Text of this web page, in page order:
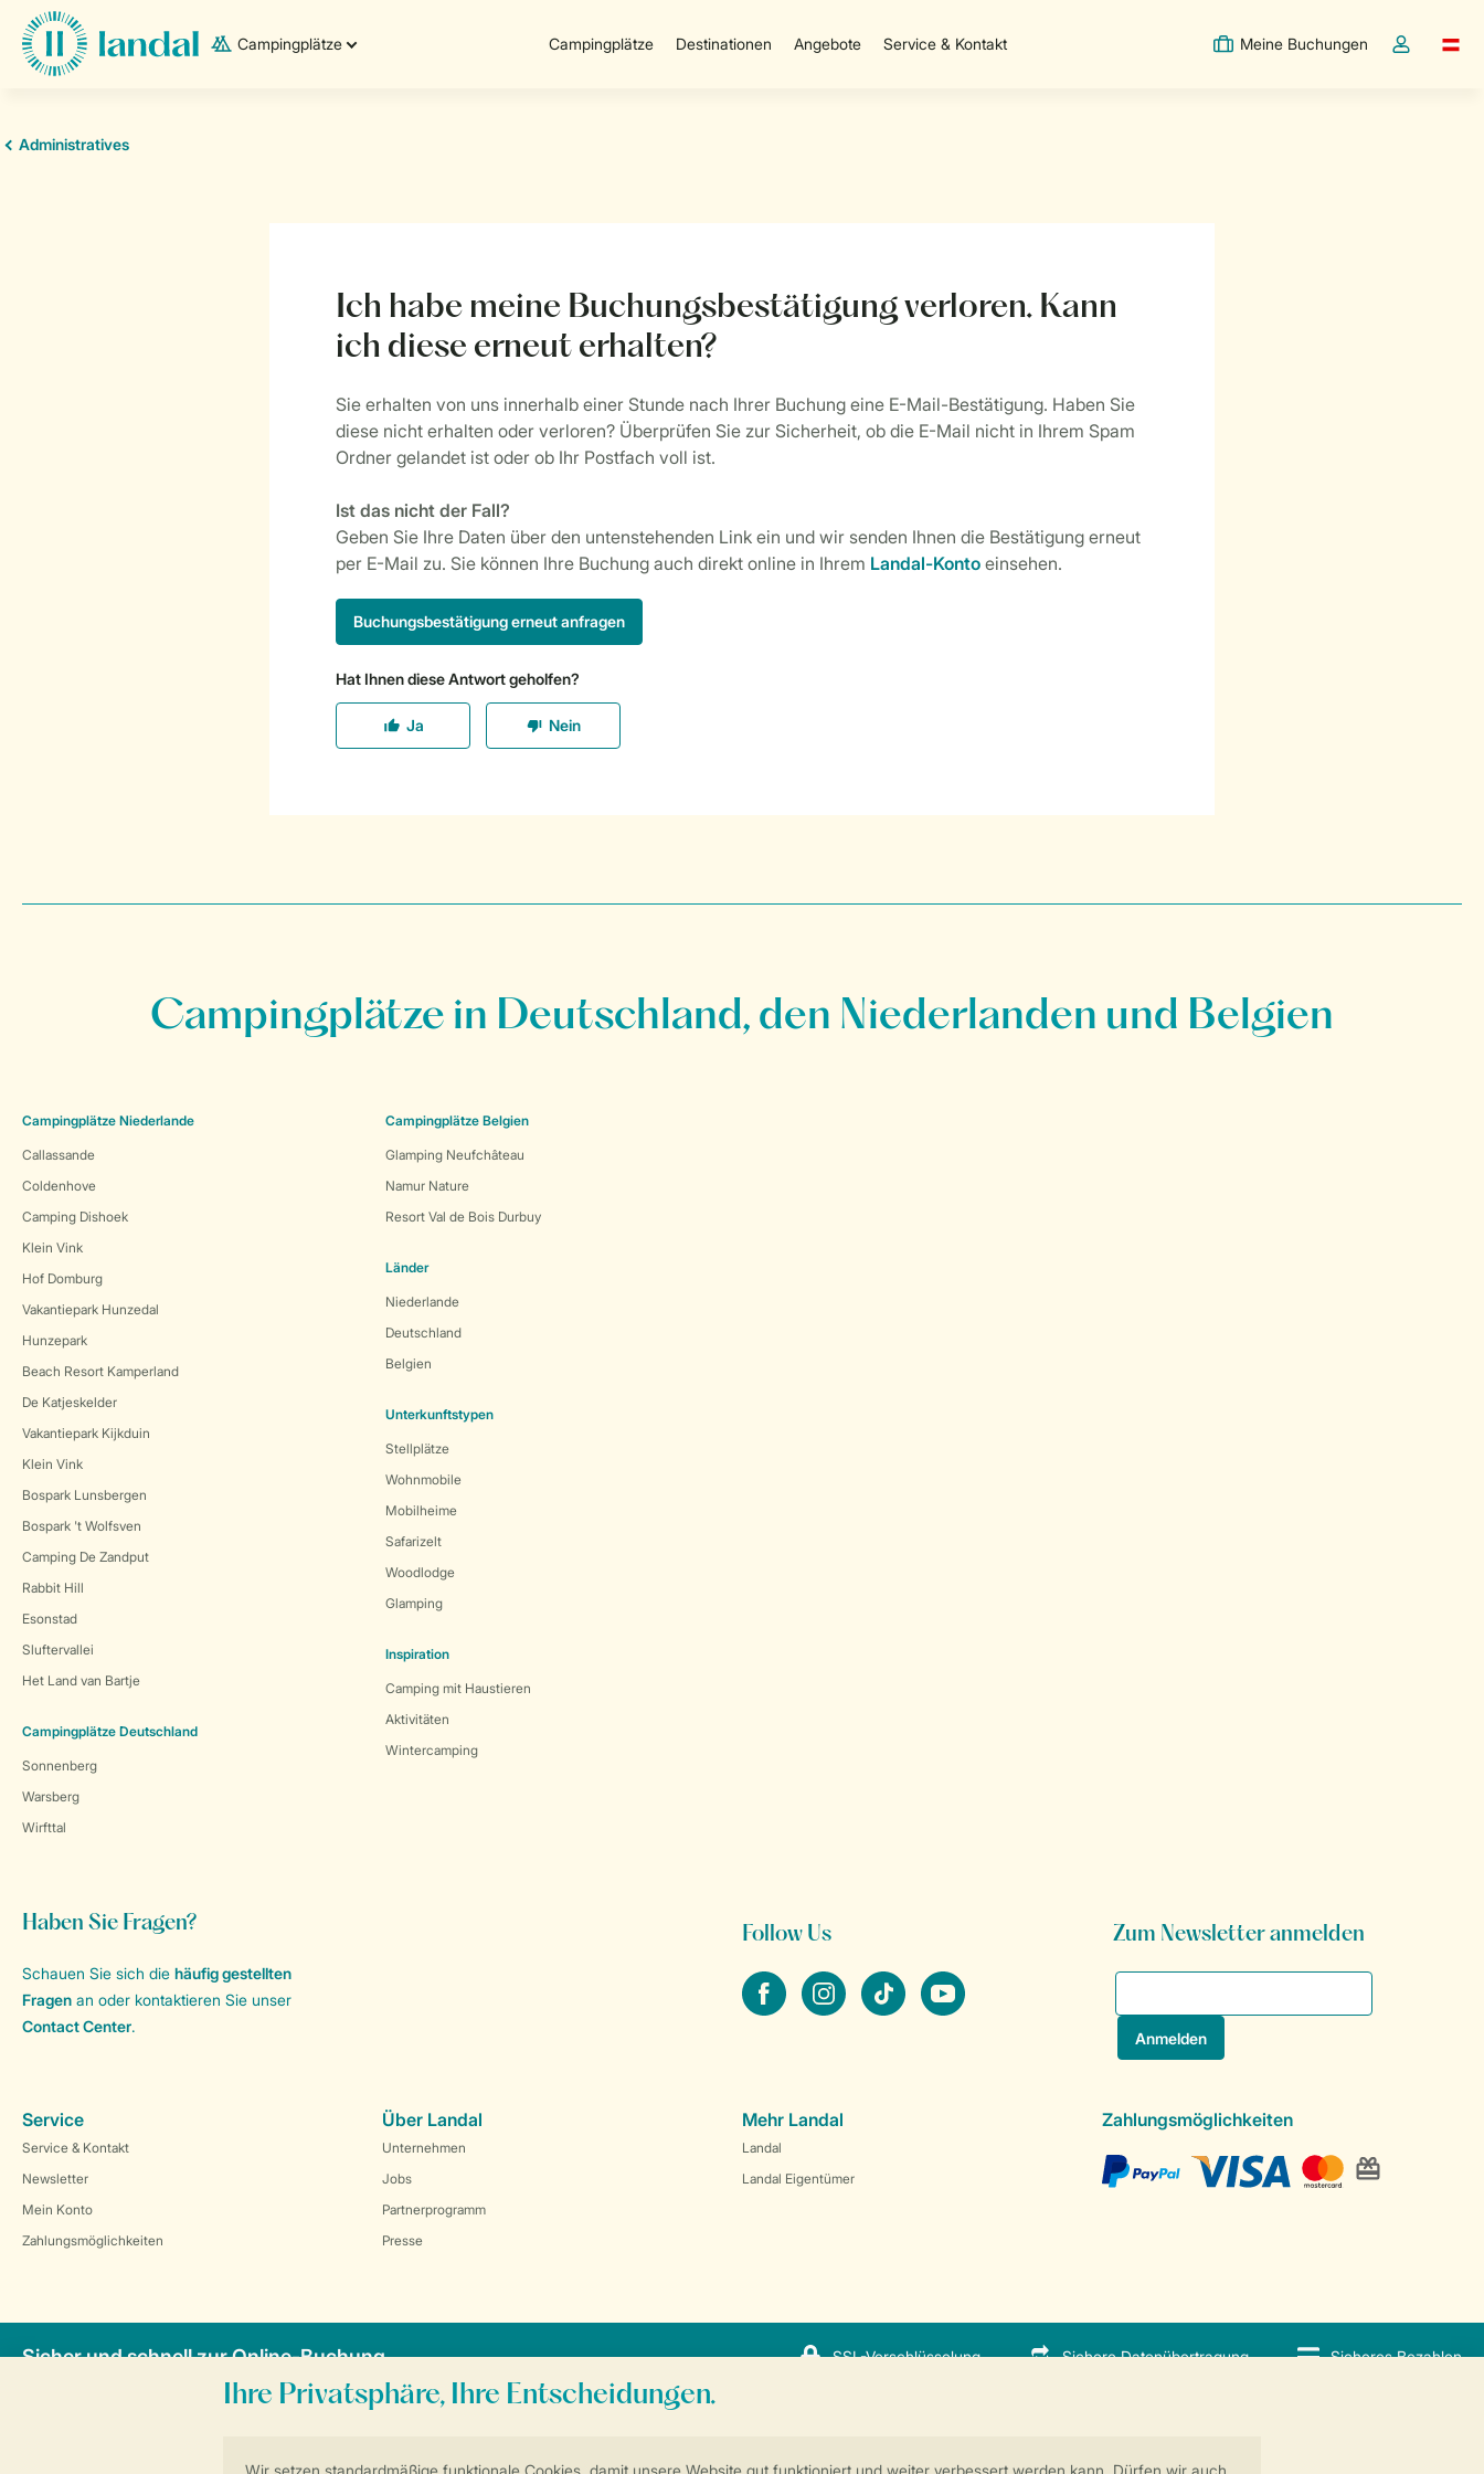
Campingplätze Campingplätze Destinationen Angebote Service & Kontakt Meine Buchungen
Dropdown-
Sicher und schnell zur Online-Buchung SSL-Verschlüsselung Sichere Datenübertragung Sicheres Bezahlen
Campingplätze in Deutschland, den Niederlanden und Belgien
Campingplätze Niederlande
Callassande
Coldenhove
Camping Dishoek
Klein Vink
Hof Domburg
Vakantiepark Hunzedal
Hunzepark
Beach Resort Kamperland
De Katjeskelder
Vakantiepark Kijkduin
Klein Vink
Bospark Lunsbergen
Bospark 't Wolfsven
Camping De Zandput
Rabbit Hill
Esonstad
Sluftervallei
Het Land van Bartje
Campingplätze Deutschland
Sonnenberg
Warsberg
Wirfttal
Campingplätze Belgien
Glamping Neufchâteau
Namur Nature
Resort Val de Bois Durbuy
Länder
Niederlande
Deutschland
Belgien
Unterkunftstypen
Stellplätze
Wohnmobile
Mobilheime
Safarizelt
Woodlodge
Glamping
Inspiration
Camping mit Haustieren
Aktivitäten
Wintercamping
Haben Sie Fragen?
Schauen Sie sich die häufig gestellten
Fragen an oder kontaktieren Sie unser
Contact Center.
Follow Us
facebookinstagramtiktok youtube
Zum Newsletter anmelden
Service
Service & Kontakt
Newsletter
Mein Konto
Zahlungsmöglichkeiten
Über Landal
Unternehmen
Jobs
Partnerprogramm
Presse
Mehr Landal
Landal
Landal Eigentümer
Zahlungsmöglichkeiten